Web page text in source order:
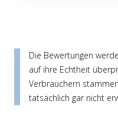
Die Bewertungen
auf ihre Echtheit
Verbrauchern
tatsächlich gar nicht